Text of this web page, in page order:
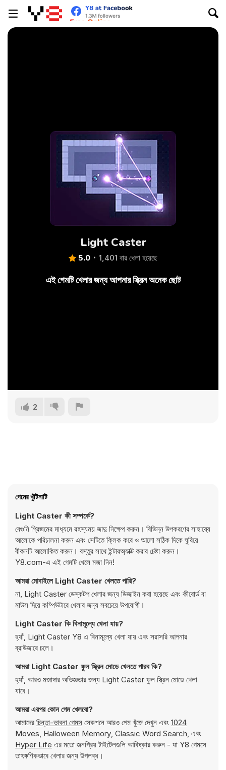
Light Caster
5.0 1,401 বার খেলা হয়েছে
এই গেমটি খেলার জন্য আপনার স্ক্রিন অনেক ছোট
2
গেমের খুঁটিনাটি
Light Caster কী সম্পর্কে?
বেগুনি প্রিজমের মাধ্যমে রহস্যময় জাদু নিক্ষেপ করুন। বিভিন্ন উপকরণের সাহায্যে
আলোকে পরিচালনা করুন এবং সেটিতে ক্লিক করে ও আলো সঠিক দিকে ঘুরিয়ে
বীকনটি আলোকিত করুন। বস্তুর সাথে ইন্টারঅ্যাক্ট করার চেষ্টা করুন।
Y8.com-এ এই গেমটি খেলে মজা নিন!
আমরা মোবাইলে Light Caster খেলতে পারি?
না, Light Caster ডেস্কটপ খেলার জন্য ডিজাইন করা হয়েছে এবং কীবোর্ড বা
মাউস দিয়ে কম্পিউটারে খেলার জন্য সবচেয়ে উপযোগী।
Light Caster কি বিনামূল্যে খেলা যায়?
হ্যাঁ, Light Caster Y8 এ বিনামূল্যে খেলা যায় এবং সরাসরি আপনার
ব্রাউজারে চলে।
আমরা Light Caster ফুল স্ক্রিন মোডে খেলতে পারব কি?
হ্যাঁ, আরও মজাদার অভিজ্ঞতার জন্য Light Caster ফুল স্ক্রিন মোডে খেলা
যাবে।
আমরা এরপর কোন গেম খেলবো?
আমাদের চিন্তা-ভাবনা গেমস সেকশনে আরও গেম খুঁজে দেখুন এবং 1024
Moves, Halloween Memory, Classic Word Search, এবং
Hyper Life এর মতো জনপ্রিয় টাইটেলগুলি আবিষ্কার করুন - যা Y8 গেমসে
তাৎক্ষণিকভাবে খেলার জন্য উপলব্ধ।